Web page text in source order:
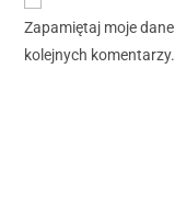
Zapamiętaj moje
kolejnych komentarzy.